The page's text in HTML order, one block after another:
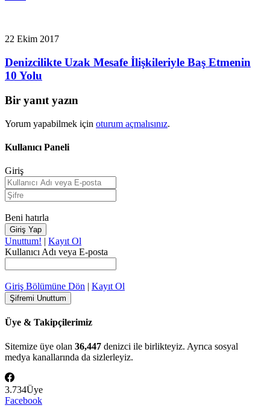
22 Ekim 2017
Denizcilikte Uzak Mesafe İlişkileriyle Baş Etmenin
10 Yolu
Bir yanıt yazın
Yorum yapabilmek için oturum açmalısınız.
Kullanıcı Paneli
Giriş
Beni hatırla
Unuttum! | Kayıt Ol
Kullanıcı Adı veya E-posta
Giriş Bölümüne Dön | Kayıt Ol
Üye & Takipçilerimiz
Sitemize üye olan 36,447 denizci ile birlikteyiz. Ayrıca sosyal
medya kanallarında da sizlerleyiz.
3.734Üye
Facebook